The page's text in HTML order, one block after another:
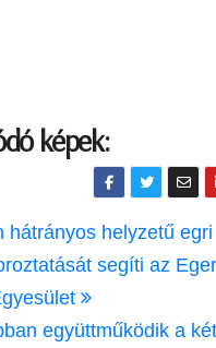
képek:
hátrányos helyzetű egri
segíti az Eger
együttműködik a